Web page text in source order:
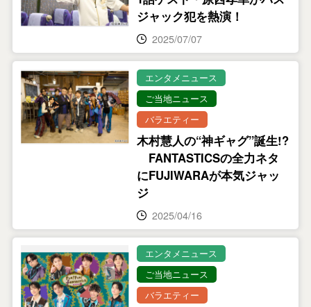
ジャック犯を熱演！
2025/07/07
エンタメニュース
ご当地ニュース
バラエティー
木村慧人の“神ギャグ”誕生!?
FANTASTICSの全力ネタ
にFUJIWARAが本気ジャッ
ジ
2025/04/16
エンタメニュース
ご当地ニュース
バラエティー